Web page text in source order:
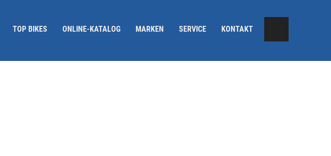
TOP BIKES ONLINE-KATALOG MARKEN SERVICE KONTAKT